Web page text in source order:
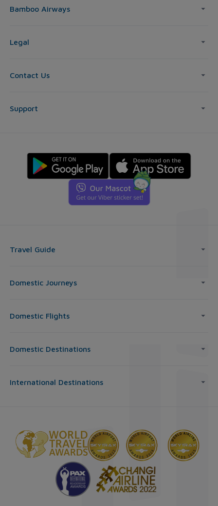
Bamboo Airways
Legal
Contact Us
Support
Travel Guide
Domestic Journeys
Domestic Flights
Domestic Destinations
International Destinations